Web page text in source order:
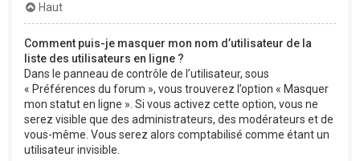
Haut
Comment puis-je masquer mon nom d’utilisateur de la
liste des utilisateurs en ligne ?
Dans le panneau de contrôle de l’utilisateur, sous
« Préférences du forum », vous trouverez l’option « Masquer
mon statut en ligne ». Si vous activez cette option, vous ne
serez visible que des administrateurs, des modérateurs et de
vous-même. Vous serez alors comptabilisé comme étant un
utilisateur invisible.